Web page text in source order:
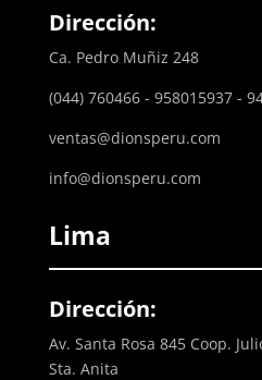
Dirección:
Ca. Pedro Muñiz 248
(044) 760466 - 958015937 -
ventas@dionsperu.com
info@dionsperu.com
Lima
Dirección:
Av. Santa Rosa 845 Coop.
Sta. Anita